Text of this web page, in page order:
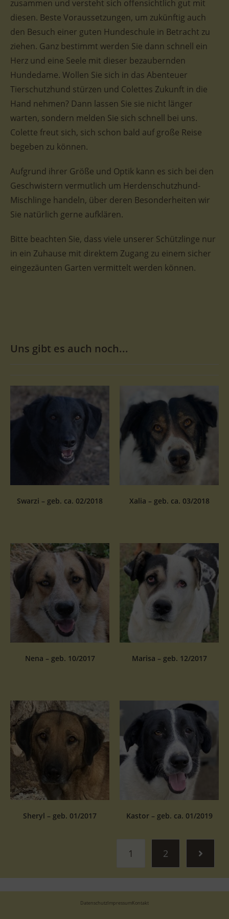
zusammen und versteht sich offensichtlich gut mit
diesen. Beste Voraussetzungen, um zukünftig auch
den Besuch einer guten Hundeschule in Betracht zu
ziehen. Ganz bestimmt werden Sie dann schnell ein
Herz und eine Seele mit dieser bezaubernden
Hundedame. Wollen Sie sich in das Abenteuer
Tierschutzhund stürzen und Colettes Zukunft in die
Hand nehmen? Dann lassen Sie sie nicht länger
warten, sondern melden Sie sich schnell bei uns.
Colette freut sich, sich schon bald auf große Reise
begeben zu können.
Aufgrund ihrer Größe und Optik kann es sich bei den
Geschwistern vermutlich um Herdenschutzhund-
Mischlinge handeln, über deren Besonderheiten wir
Sie natürlich gerne aufklären.
Bitte beachten Sie, dass viele unserer Schützlinge nur
in ein Zuhause mit direktem Zugang zu einem sicher
eingezäunten Garten vermittelt werden können.
Uns gibt es auch noch...
Swarzi – geb. ca. 02/2018 Xalia – geb. ca. 03/2018
Nena – geb. 10/2017 Marisa – geb. 12/2017
Sheryl – geb. 01/2017 Kastor – geb. ca. 01/2019
1 2
DatenschutzImpressumKontakt